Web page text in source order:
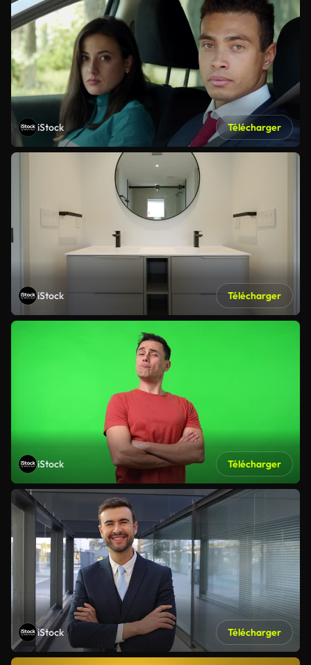
iStock Télécharger
iStock Télécharger
iStock Télécharger
iStock Télécharger